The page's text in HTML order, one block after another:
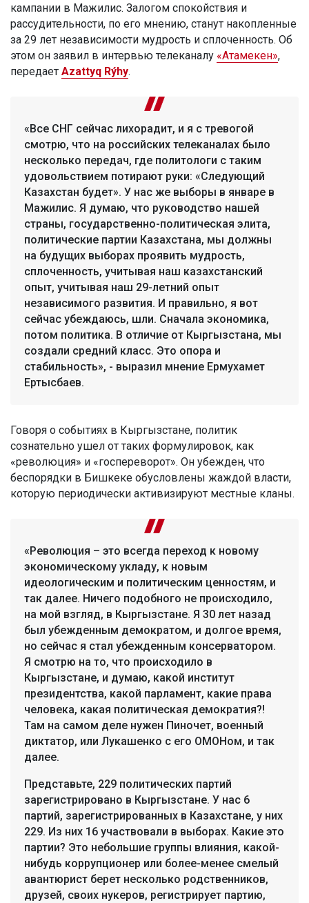
кампании в Мажилис. Залогом спокойствия и
рассудительности, по его мнению, станут накопленные
за 29 лет независимости мудрость и сплоченность. Об
этом он заявил в интервью телеканалу «Атамекен»,
передает Azattyq Rýhy.
«Все СНГ сейчас лихорадит, и я с тревогой
смотрю, что на российских телеканалах было
несколько передач, где политологи с таким
удовольствием потирают руки: «Следующий
Казахстан будет». У нас же выборы в январе в
Мажилис. Я думаю, что руководство нашей
страны, государственно-политическая элита,
политические партии Казахстана, мы должны
на будущих выборах проявить мудрость,
сплоченность, учитывая наш казахстанский
опыт, учитывая наш 29-летний опыт
независимого развития. И правильно, я вот
сейчас убеждаюсь, шли. Сначала экономика,
потом политика. В отличие от Кыргызстана, мы
создали средний класс. Это опора и
стабильность», - выразил мнение Ермухамет
Ертысбаев.
Говоря о событиях в Кыргызстане, политик
сознательно ушел от таких формулировок, как
«революция» и «госпереворот». Он убежден, что
беспорядки в Бишкеке обусловлены жаждой власти,
которую периодически активизируют местные кланы.
«Революция – это всегда переход к новому
экономическому укладу, к новым
идеологическим и политическим ценностям, и
так далее. Ничего подобного не происходило,
на мой взгляд, в Кыргызстане. Я 30 лет назад
был убежденным демократом, и долгое время,
но сейчас я стал убежденным консерватором.
Я смотрю на то, что происходило в
Кыргызстане, и думаю, какой институт
президентства, какой парламент, какие права
человека, какая политическая демократия?!
Там на самом деле нужен Пиночет, военный
диктатор, или Лукашенко с его ОМОНом, и так
далее.
Представьте, 229 политических партий
зарегистрировано в Кыргызстане. У нас 6
партий, зарегистрированных в Казахстане, у них
229. Из них 16 участвовали в выборах. Какие это
партии? Это небольшие группы влияния, какой-
нибудь коррупционер или более-менее смелый
авантюрист берет несколько родственников,
друзей, своих нукеров, регистрирует партию,